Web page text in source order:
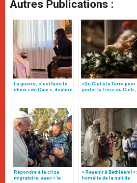
Autres Publications :
La guerre, c’est faire le
choix « de Caïn », déplore
«Du Ciel à la Terre pour
porter la Terre au Ciel»,
Répondre à la crise
migratoire, avec « le
« Revenir à Bethléem! »:
homélie de la nuit de